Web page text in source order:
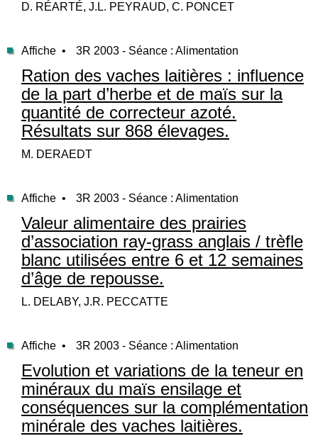
D. RÉARTÉ, J.L. PEYRAUD, C. PONCET
Affiche • 3R 2003 - Séance : Alimentation
Ration des vaches laitières : influence
de la part d’herbe et de maïs sur la
quantité de correcteur azoté.
Résultats sur 868 élevages.
M. DERAEDT
Affiche • 3R 2003 - Séance : Alimentation
Valeur alimentaire des prairies
d’association ray-grass anglais / trèfle
blanc utilisées entre 6 et 12 semaines
d’âge de repousse.
L. DELABY, J.R. PECCATTE
Affiche • 3R 2003 - Séance : Alimentation
Evolution et variations de la teneur en
minéraux du maïs ensilage et
conséquences sur la complémentation
minérale des vaches laitières.